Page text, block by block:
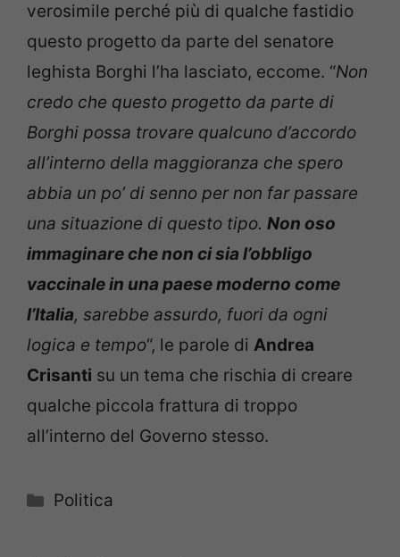
verosimile perché più di qualche fastidio
questo progetto da parte del senatore
leghista Borghi l’ha lasciato, eccome. “Non
credo che questo progetto da parte di
Borghi possa trovare qualcuno d’accordo
all’interno della maggioranza che spero
abbia un po’ di senno per non far passare
una situazione di questo tipo. Non oso
immaginare che non ci sia l’obbligo
vaccinale in una paese moderno come
l’Italia, sarebbe assurdo, fuori da ogni
logica e tempo“, le parole di Andrea
Crisanti su un tema che rischia di creare
qualche piccola frattura di troppo
all’interno del Governo stesso.
Categorie
Politica